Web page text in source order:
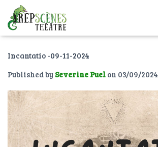
Incantatio -09-11-2024
Published by Severine Puel on 03/09/2024